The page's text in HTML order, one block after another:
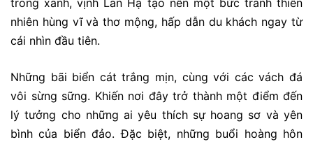
nhiên hùng vĩ và thơ mộng, hấp dẫn du khách ngay từ
cái nhìn đầu tiên.
Những bãi biển cát trắng mịn, cùng với các vách đá
vôi sừng sững. Khiến nơi đây trở thành một điểm đến
lý tưởng cho những ai yêu thích sự hoang sơ và yên
bình của biển đảo. Đặc biệt, những buổi hoàng hôn